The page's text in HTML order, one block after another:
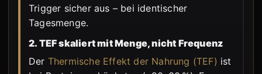
Trigger sicher aus – bei identischer
Tagesmenge.
2. TEF skaliert mit Menge, nicht Frequenz
Der Thermische Effekt der Nahrung (TEF) ist